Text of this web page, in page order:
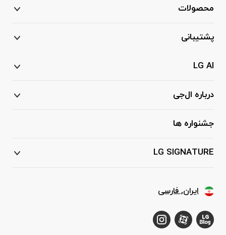
محصولات
پشتیبانی
LG AI
درباره ال‌جی
جشنواره ها
LG SIGNATURE
ایران, فارسی